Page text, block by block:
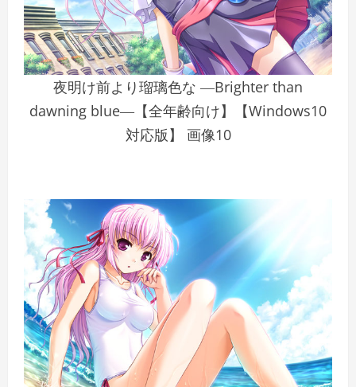
夜明け前より瑠璃色な ―Brighter than
dawning blue―【全年齢向け】【Windows10
対応版】 画像10